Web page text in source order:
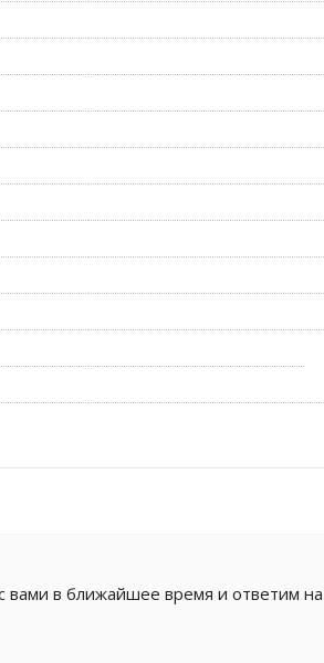
вами в ближайшее время и ответим на